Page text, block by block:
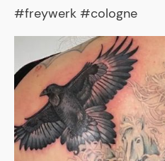
#freywerk #cologne